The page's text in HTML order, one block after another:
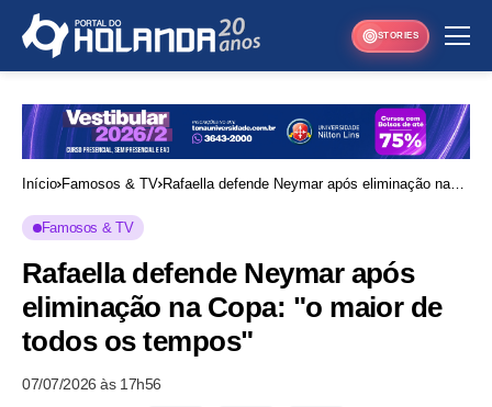
STORIES
Início Famosos & TV Rafaella defende Neymar após eliminação na
Famosos & TV
Rafaella defende Neymar após
eliminação na Copa: "o maior de
todos os tempos"
07/07/2026 às 17h56